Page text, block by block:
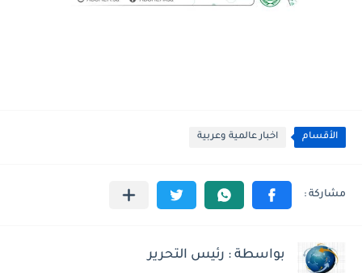
الأقسام اخبار عالمية وعربية
بواسطة : رئيس التحرير